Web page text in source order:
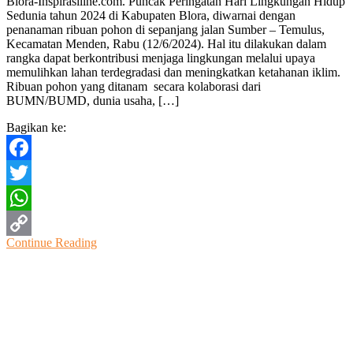
Pohon
Warnai
Peringatan
Hari
Lingkungan
Hidup
Sedunia tahun 2024 di Kabupaten Blora, diwarnai dengan
penanaman ribuan pohon di sepanjang jalan Sumber – Temulus,
Kecamatan Menden, Rabu (12/6/2024). Hal itu dilakukan dalam
rangka dapat berkontribusi menjaga lingkungan melalui upaya
memulihkan lahan terdegradasi dan meningkatkan ketahanan iklim.
Ribuan pohon yang ditanam secara kolaborasi dari
BUMN/BUMD, dunia usaha, […]
Bagikan ke:
Facebook
Twitter
WhatsApp
Copy
Continue Reading